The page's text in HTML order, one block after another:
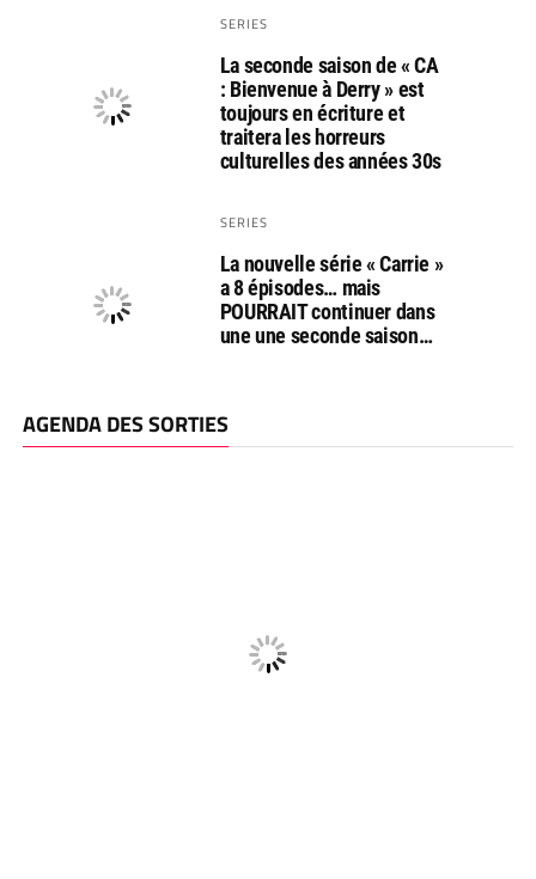
SERIES
La seconde saison de « CA
: Bienvenue à Derry » est
toujours en écriture et
traitera les horreurs
culturelles des années 30s
SERIES
La nouvelle série « Carrie »
a 8 épisodes… mais
POURRAIT continuer dans
une une seconde saison…
AGENDA DES SORTIES